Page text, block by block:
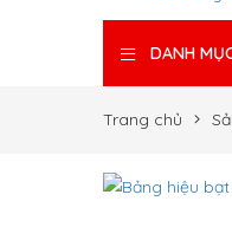
DANH
Trang chủ